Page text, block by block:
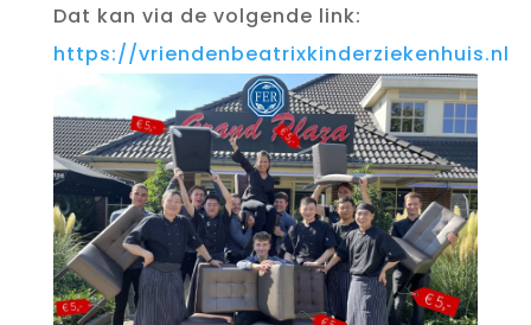
Dat kan via de volgende link:
https://vriendenbeatrixkinderziekenhuis.nl